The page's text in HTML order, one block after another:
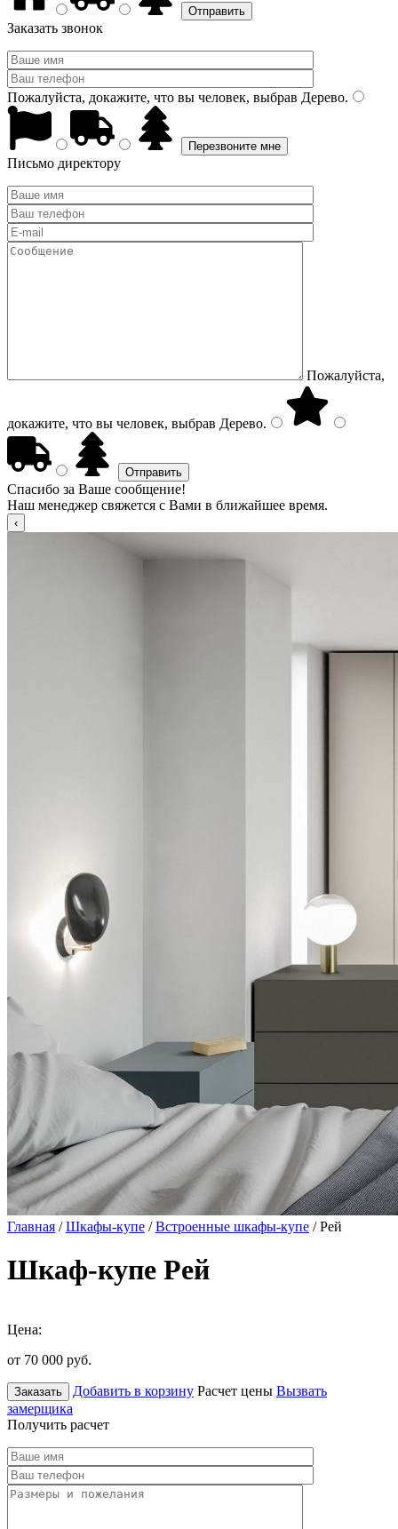
Заказать звонок
Пожалуйста, докажите, что вы человек, выбрав Дерево.
Письмо директору
Пожалуйста,
докажите, что вы человек, выбрав Дерево.
Спасибо за Ваше сообщение!
Наш менеджер свяжется с Вами в ближайшее время.
Главная /Шкафы-купе /Встроенные шкафы-купе / Рей
Шкаф-купе Рей
Цена:
от 70 000 руб.
Заказать Добавить в корзину Расчет цены Вызвать
замерщика
Получить расчет